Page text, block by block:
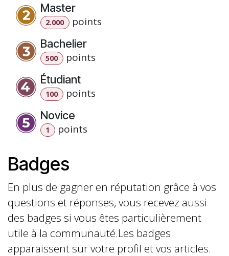
Master
2.000 points
Bachelier
500 points
Étudiant
100 points
Novice
1 points
Badges
En plus de gagner en réputation grâce à vos
questions et réponses, vous recevez aussi
des badges si vous êtes particulièrement
utile à la communauté.Les badges
apparaissent sur votre profil et vos articles.